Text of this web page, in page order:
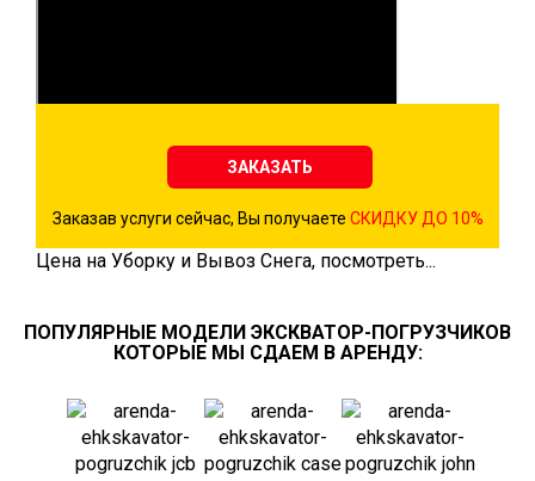
ЗАКАЗАТЬ
Заказав услуги сейчас, Вы получаете СКИДКУ ДО 10%
Цена на Уборку и Вывоз Снега, посмотреть...
ПОПУЛЯРНЫЕ МОДЕЛИ ЭКСКВАТОР-ПОГРУЗЧИКОВ
КОТОРЫЕ МЫ СДАЕМ В АРЕНДУ: